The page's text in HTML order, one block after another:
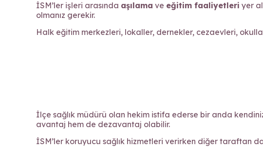
İSM’ler işleri arasında aşılama ve eğitim faaliyetleri yer
olmanız gerekir.
Halk eğitim merkezleri, lokaller, dernekler, cezaevleri,
İlçe sağlık müdürü olan hekim istifa ederse bir anda
avantaj hem de dezavantaj olabilir.
İSM’ler koruyucu sağlık hizmetleri verirken diğer taraftan